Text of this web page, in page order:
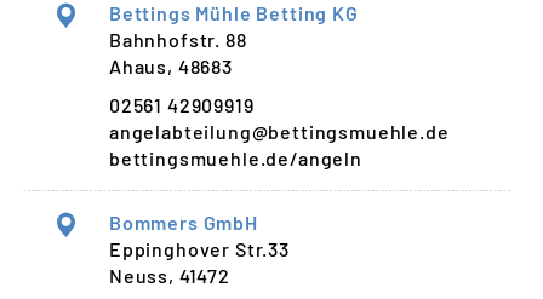
Bettings Mühle Betting KG
Bahnhofstr. 88
Ahaus, 48683
02561 42909919
angelabteilung@bettingsmuehle.de
bettingsmuehle.de/angeln
Bommers GmbH
Eppinghover Str.33
Neuss, 41472